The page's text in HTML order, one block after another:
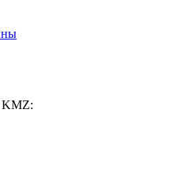
KMZ: